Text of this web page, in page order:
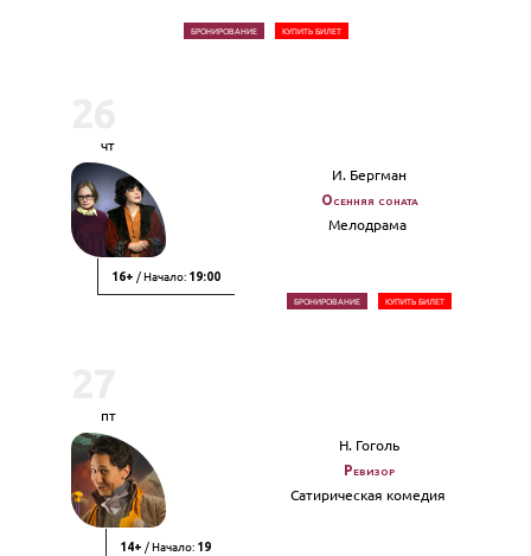
БРОНИРОВАНИЕ КУПИТЬ БИЛЕТ
чт
16+ / Начало: 19:00
И. Бергман
Осенняя соната
Мелодрама
БРОНИРОВАНИЕ КУПИТЬ БИЛЕТ
пт
14+ / Начало: 19
Н. Гоголь
Ревизор
Сатирическая комедия